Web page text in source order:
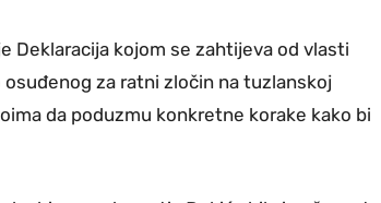
Deklaracija kojom se zahtijeva od vlasti
za ratni zločin na tuzlanskoj
da poduzmu konkretne korake kako bi